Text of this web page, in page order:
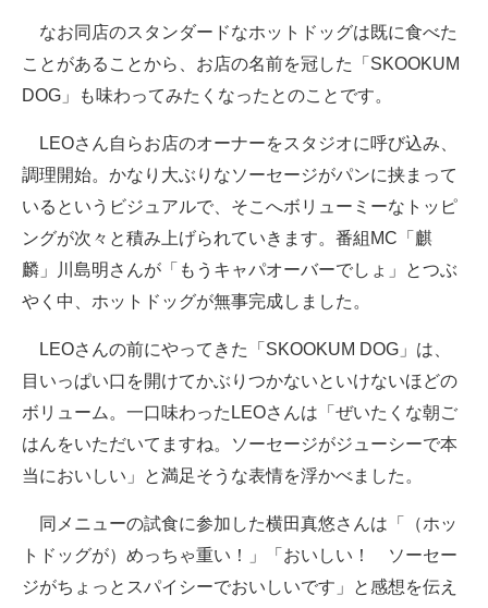
ちょっと気になるネットの話題
なお同店のスタンダードなホットドッグは既に食べた
ことがあることから、お店の名前を冠した「SKOOKUM
DOG」も味わってみたくなったとのことです。
LEOさん自らお店のオーナーをスタジオに呼び込み、
調理開始。かなり大ぶりなソーセージがパンに挟まって
いるというビジュアルで、そこへボリューミーなトッピ
ングが次々と積み上げられていきます。番組MC「麒
麟」川島明さんが「もうキャパオーバーでしょ」とつぶ
やく中、ホットドッグが無事完成しました。
LEOさんの前にやってきた「SKOOKUM DOG」は、
目いっぱい口を開けてかぶりつかないといけないほどの
ボリューム。一口味わったLEOさんは「ぜいたくな朝ご
はんをいただいてますね。ソーセージがジューシーで本
当においしい」と満足そうな表情を浮かべました。
同メニューの試食に参加した横田真悠さんは「（ホッ
トドッグが）めっちゃ重い！」「おいしい！ ソーセー
ジがちょっとスパイシーでおいしいです」と感想を伝え